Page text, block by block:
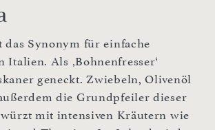
das Synonym für einfache
Italien. Als ‚Bohnenfresser‘
geneckt. Zwiebeln, Olivenöl
die Grundpfeiler dieser
mit intensiven Kräutern wie